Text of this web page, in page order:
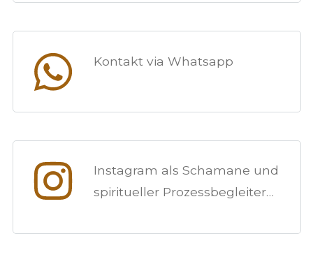
Kontakt via Whatsapp
Instagram als Schamane und
spiritueller Prozessbegleiter…